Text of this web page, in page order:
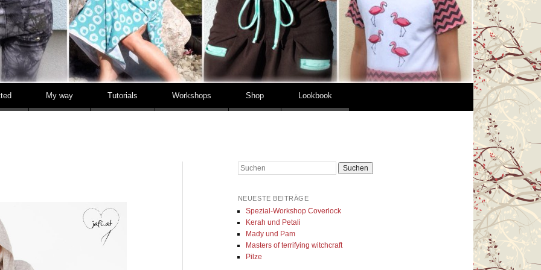
My way Tutorials Workshops Shop Lookbook
Suchen
NEUESTE BEITRÄGE
Spezial-Workshop Coverlock
Kerah und Petali
Mady und Pam
Masters of terrifying witchcraft
Pilze